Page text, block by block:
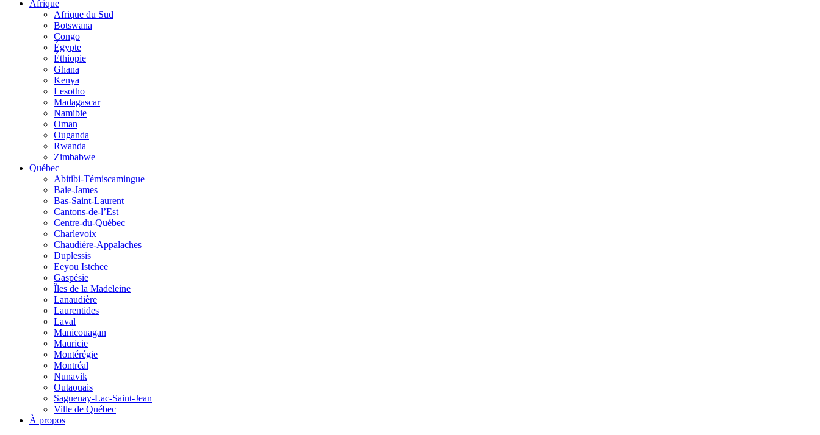
Afrique
Afrique du Sud
Botswana
Congo
Égypte
Éthiopie
Ghana
Kenya
Lesotho
Madagascar
Namibie
Oman
Ouganda
Rwanda
Zimbabwe
Québec
Abitibi-Témiscamingue
Baie-James
Bas-Saint-Laurent
Cantons-de-l’Est
Centre-du-Québec
Charlevoix
Chaudière-Appalaches
Duplessis
Eeyou Istchee
Gaspésie
Îles de la Madeleine
Lanaudière
Laurentides
Laval
Manicouagan
Mauricie
Montérégie
Montréal
Nunavik
Outaouais
Saguenay-Lac-Saint-Jean
Ville de Québec
À propos